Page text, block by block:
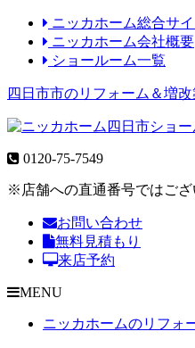
ニッカホーム総合サイ
ニッカホーム会社概要
ショールーム一覧
四日市市のリフォーム＆増改
0120-75-7549
※店舗への直通番号ではござ
お問い合わせ
無料見積もり
来店予約
MENU
ニッカホームのリフォ